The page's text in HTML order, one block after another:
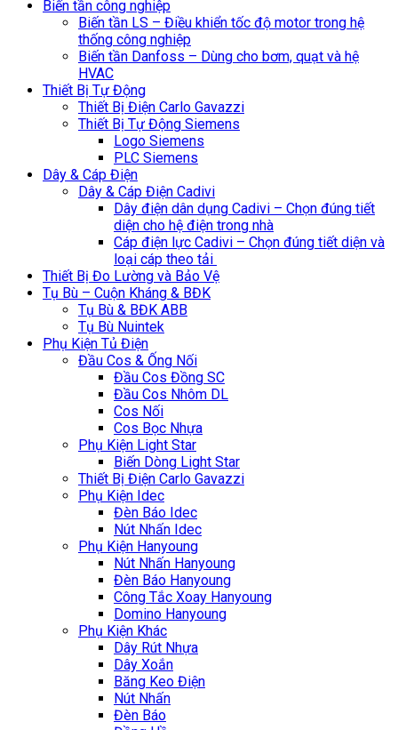
Biến tần công nghiệp
Biến tần LS – Điều khiển tốc độ motor trong hệ
thống công nghiệp
Biến tần Danfoss – Dùng cho bơm, quạt và hệ
HVAC
Thiết Bị Tự Động
Thiết Bị Điện Carlo Gavazzi
Thiết Bị Tự Động Siemens
Logo Siemens
PLC Siemens
Dây & Cáp Điện
Dây & Cáp Điện Cadivi
Dây điện dân dụng Cadivi – Chọn đúng tiết
diện cho hệ điện trong nhà
Cáp điện lực Cadivi – Chọn đúng tiết diện và
loại cáp theo tải
Thiết Bị Đo Lường và Bảo Vệ
Tụ Bù – Cuộn Kháng & BĐK
Tụ Bù & BĐK ABB
Tụ Bù Nuintek
Phụ Kiện Tủ Điện
Đầu Cos & Ống Nối
Đầu Cos Đồng SC
Đầu Cos Nhôm DL
Cos Nối
Cos Bọc Nhựa
Phụ Kiện Light Star
Biến Dòng Light Star
Thiết Bị Điện Carlo Gavazzi
Phụ Kiện Idec
Đèn Báo Idec
Nút Nhấn Idec
Phụ Kiện Hanyoung
Nút Nhấn Hanyoung
Đèn Báo Hanyoung
Công Tắc Xoay Hanyoung
Domino Hanyoung
Phụ Kiện Khác
Dây Rút Nhựa
Dây Xoắn
Băng Keo Điện
Nút Nhấn
Đèn Báo